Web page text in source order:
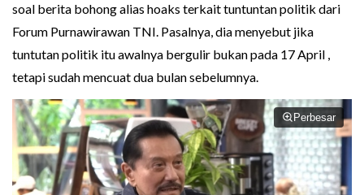
soal berita bohong alias hoaks terkait tuntuntan politik dari
Forum Purnawirawan TNI. Pasalnya, dia menyebut jika
tuntutan politik itu awalnya bergulir bukan pada 17 April ,
tetapi sudah mencuat dua bulan sebelumnya.
Perbesar